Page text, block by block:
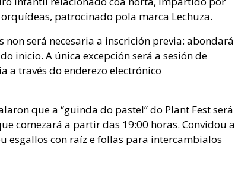
patrocinado pola marca Lechuza.
será necesaria a inscrición previa: abondará
inicio. A única excepción será a sesión de
a través do enderezo electrónico
que a “guinda do pastel” do Plant Fest será
comezará a partir das 19:00 horas. Convidou a
esgallos con raíz e follas para intercambialos